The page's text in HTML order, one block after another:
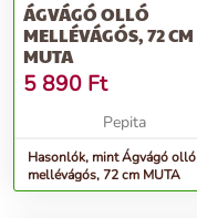
ÁGVÁGÓ OLLÓ
MELLÉVÁGÓS, 72 CM
MUTA
5 890 Ft
Pepita
Hasonlók, mint Ágvágó olló
mellévágós, 72 cm MUTA